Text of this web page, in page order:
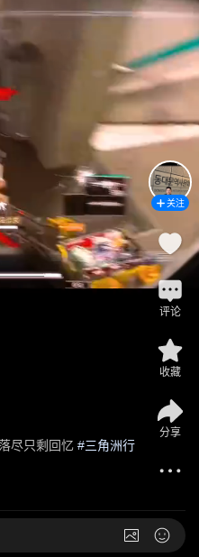
尽只剩回忆 #三角洲行
关注
评论
收藏
分享